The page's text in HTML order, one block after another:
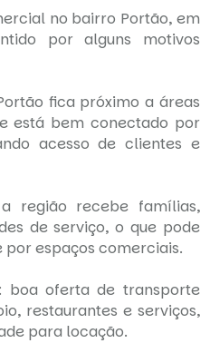
no bairro Portão, em
por alguns motivos
fica próximo a áreas
está bem conectado por
acesso de clientes e
região recebe famílias,
de serviço, o que pode
espaços comerciais.
boa oferta de transporte
restaurantes e serviços,
para locação.